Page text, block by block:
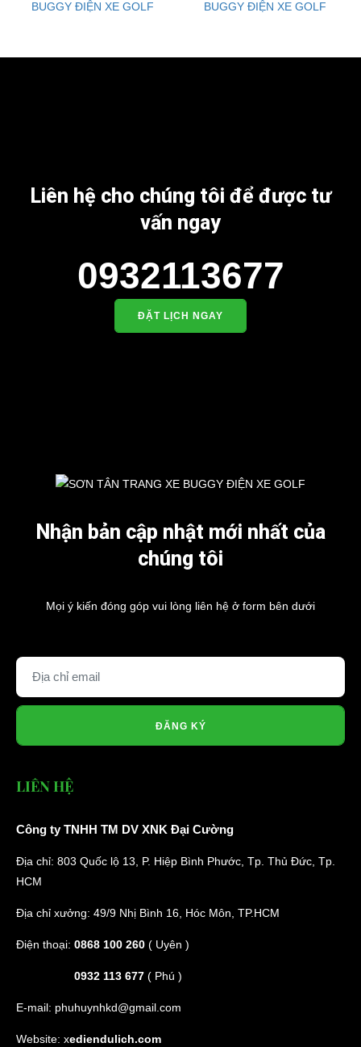
Liên hệ cho chúng tôi để được tư
vấn ngay
0932113677
ĐẶT LỊCH NGAY
Nhận bản cập nhật mới nhất của
chúng tôi
Mọi ý kiến đóng góp vui lòng liên hệ ở form bên dưới
ĐĂNG KÝ
LIÊN HỆ
Công ty TNHH TM DV XNK Đại Cường
Địa chỉ: 803 Quốc lộ 13, P. Hiệp Bình Phước, Tp. Thủ Đức, Tp.
HCM
Địa chỉ xưởng: 49/9 Nhị Bình 16, Hóc Môn, TP.HCM
Điện thoại: 0868 100 260 ( Uyên )
0932 113 677 ( Phú )
E-mail: phuhuynhkd@gmail.com
Website: xediendulich.com